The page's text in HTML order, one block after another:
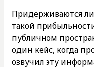
Придерживаются
такой
публичном
один кейс, когда
озвучил эту